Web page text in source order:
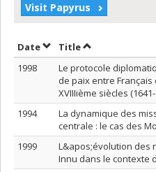
Visit Papyrus
DateSort by date in
TitleSort by title in
1998
Le protocole
de paix entre Français
XVIIIième siècles
1994
La dynamique des
centrale : le cas des
1999
L&apos;évolution des
Innu dans le contexte